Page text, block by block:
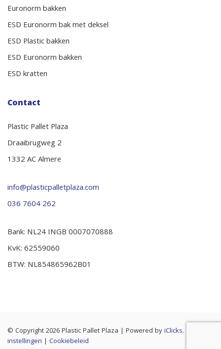
Euronorm bakken
ESD Euronorm bak met deksel
ESD Plastic bakken
ESD Euronorm bakken
ESD kratten
Contact
Plastic Pallet Plaza
Draaibrugweg 2
1332 AC Almere
info@plasticpalletplaza.com
036 7604 262
Bank: NL24 INGB 0007070888
KvK: 62559060
BTW: NL854865962B01
© Copyright 2026 Plastic Pallet Plaza | Powered byiClicks. |
instellingen | Cookiebeleid